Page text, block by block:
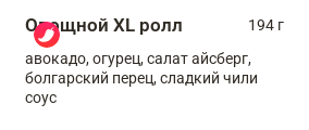
Овощной XL ролл
194 г
авокадо, огурец, салат айсберг,
болгарский перец, сладкий чили
соус